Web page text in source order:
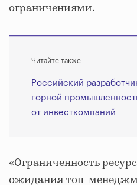
ограничениями.
Читайте также
Российский
горной
от инвесткомпаний
«Ограниченность
ожидания топ-